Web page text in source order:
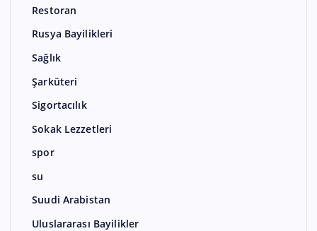
Restoran
Rusya Bayilikleri
Sağlık
Şarküteri
Sigortacılık
Sokak Lezzetleri
spor
su
Suudi Arabistan
Uluslararası Bayilikler